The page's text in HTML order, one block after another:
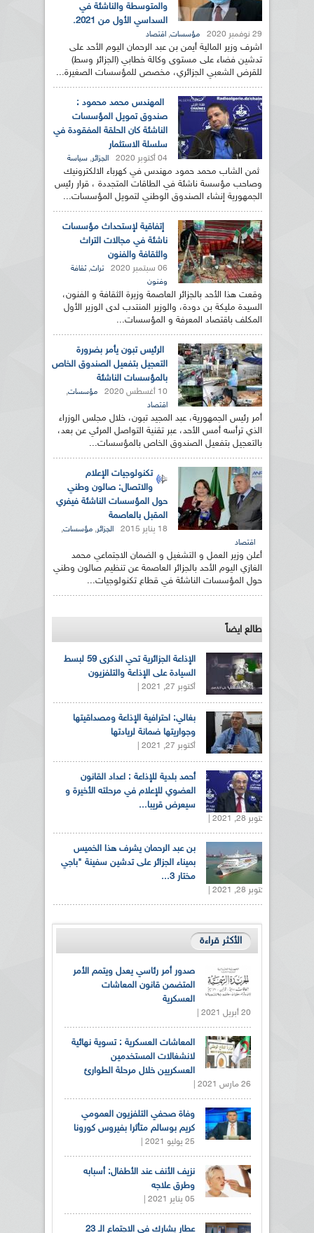
والمتوسطة والناشئة في
السداسي الأول من 2021.
29 نوفمبر 2020 مؤسسات, اقتصاد
اشرف وزير المالية أيمن بن عبد الرحمان اليوم الأحد على
تدشين فضاء على مستوى وكالة خطابي (الجزائر وسط)
للقرض الشعبي الجزائري، مخصص للمؤسسات الصغيرة...
المهندس محمد محمود :
صندوق تمويل المؤسسات
الناشئة كان الحلقة المفقودة في
سلسلة الاستثمار
04 أكتوبر 2020 الجزائر, سياسة
ثمن الشاب محمد حمود مهندس في كهرباء الالكترونيك
وصاحب مؤسسة ناشئة في الطاقات المتجددة ، قرار رئيس
الجمهورية إنشاء الصندوق الوطني لتمويل المؤسسات...
إتفاقية لإستحداث مؤسسات
ناشئة في مجالات التراث
والثقافة والفنون
06 سبتمبر 2020 تراث,ثقافة
وفنون
وقعت هذا الأحد بالجزائر العاصمة وزيرة الثقافة و الفنون،
السيدة مليكة بن دودة، والوزير المنتدب لدى الوزير الأول
المكلف باقتصاد المعرفة و المؤسسات...
الرئيس تبون يأمر بضرورة
التعجيل بتفعيل الصندوق الخاص
بالمؤسسات الناشئة
10 أغسطس 2020 مؤسسات,
اقتصاد
أمر رئيس الجمهورية، عبد المجيد تبون، خلال مجلس الوزراء
الذي ترأسه أمس الأحد، عبر تقنية التواصل المرئي عن بعد،
بالتعجيل بتفعيل الصندوق الخاص بالمؤسسات...
تكنولوجيات الإعلام
والاتصال: صالون وطني
حول المؤسسات الناشئة فيفري
المقبل بالعاصمة
18 يناير 2015 الجزائر, مؤسسات,
اقتصاد
أعلن وزير العمل و التشغيل و الضمان الاجتماعي محمد
الغازي اليوم الأحد بالجزائر العاصمة عن تنظيم صالون وطني
حول المؤسسات الناشئة في قطاع تكنولوجيات...
طالع ايضاً
الإذاعة الجزائرية تحي الذكرى 59 لبسط
السيادة على الإذاعة والتلفزيون
أكتوبر 27, 2021 |
بغالي: احترافية الإذاعة ومصداقيتها
وجواريتها ضمانة لريادتها
أكتوبر 27, 2021 |
أحمد بلدية للإذاعة : اعداد القانون
العضوي للإعلام في مرحلته الأخيرة و
سيعرض قريبا...
أكتوبر 28, 2021 |
بن عبد الرحمان يشرف هذا الخميس
بميناء الجزائر على تدشين سفينة "باجي
مختار 3...
أكتوبر 28, 2021 |
الأكثر قراءة
صدور أمر رئاسي يعدل ويتمم الأمر
المتضمن قانون المعاشات
العسكرية
20 أبريل 2021 |
المعاشات العسكرية : تسوية نهائية
لانشغالات المستخدمين
العسكريين خلال مرحلة الطوارئ
26 مارس 2021 |
وفاة صحفي التلفزيون العمومي
كريم بوسالم متأثرا بفيروس كورونا
25 يوليو 2021 |
نزيف الأنف عند الأطفال: أسبابه
وطرق علاجه
05 يناير 2021 |
عطار يشارك في الاجتماع الـ 23